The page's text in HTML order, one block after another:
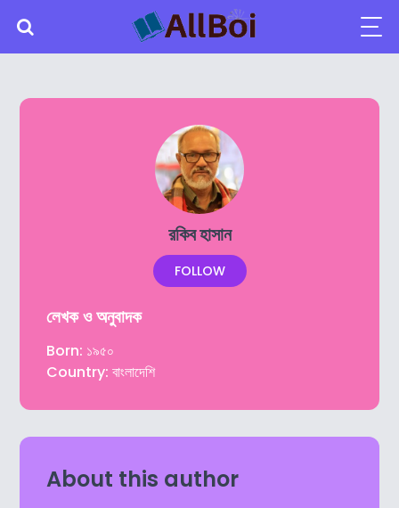
রকিব হাসান
FOLLOW
লেখক ও অনুবাদক
Born: ১৯৫০
Country: বাংলাদেশি
About this author